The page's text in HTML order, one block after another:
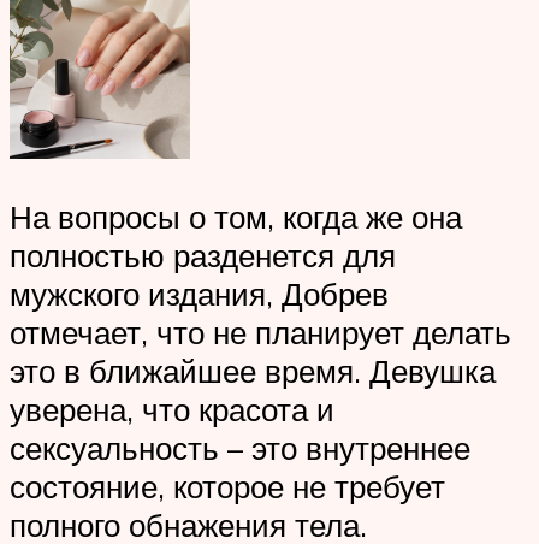
На вопросы о том, когда же она
полностью разденется для
мужского издания, Добрев
отмечает, что не планирует делать
это в ближайшее время. Девушка
уверена, что красота и
сексуальность – это внутреннее
состояние, которое не требует
полного обнажения тела.